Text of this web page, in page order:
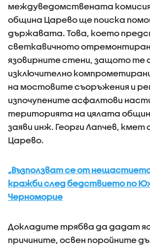
междуведомствената
община Царево ще поиска
държавата. Това, което
светкавичното
язовирните стени, защото те
изключително
на мостовите съоръжения и
изпочупените асфалтови
територията на цялата
заяви инж. Георги Лапчев, кмет
Царево.
„Възползват се от
кражби след бедствието по
Черноморие
Докладите трябва да дадат
причините, освен поройните